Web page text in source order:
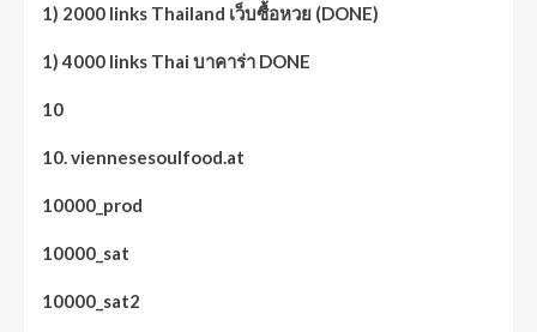
1) 2000 links Thailand เว็บซื้อหวย (DONE)
1) 4000 links Thai บาคาร่า DONE
10
10. viennesesoulfood.at
10000_prod
10000_sat
10000_sat2